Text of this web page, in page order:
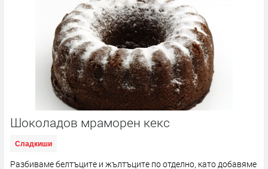
Шоколадов мраморен кекс
Сладкиши
Разбиваме белтъците и жълтъците по отделно, като добавяме